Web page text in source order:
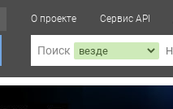
О проекте Сервис API
Поиск